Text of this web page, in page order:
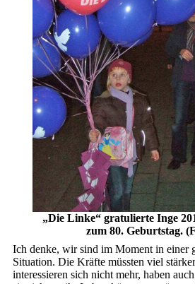
„Die Linke“ gratulierte Inge
zum 80. Geburtstag.
Ich denke, wir sind im Moment in einer
Situation. Die Kräfte müssten viel
interessieren sich nicht mehr, haben